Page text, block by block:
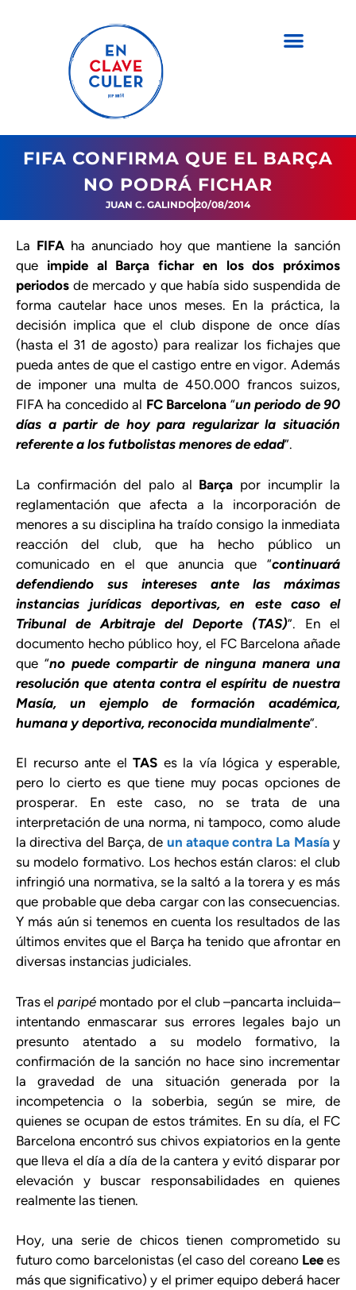
FIFA CONFIRMA QUE EL BARÇA
NO PODRÁ FICHAR
JUAN C. GALINDO20/08/2014
La FIFAha anunciado hoy que mantiene la sanción
que impide al Barça fichar en los dos próximos
periodos de mercado y que había sido suspendida de
forma cautelar hace unos meses. En la práctica, la
decisión implica que el club dispone de once días
(hasta el 31 de agosto) para realizar los fichajes que
pueda antes de que el castigo entre en vigor. Además
de imponer una multa de 450.000 francos suizos,
FIFA ha concedido al FC Barcelona “un periodo de 90
días a partir de hoy para regularizar la situación
referente a los futbolistas menores de edad”.
La confirmación del palo al Barça por incumplir la
reglamentación que afecta a la incorporación de
menores a su disciplina ha traído consigo la inmediata
reacción del club, que ha hecho público un
comunicado en el que anuncia que “continuará
defendiendo sus intereses ante las máximas
instancias jurídicas deportivas, en este caso el
Tribunal de Arbitraje del Deporte (TAS)”. En el
documento hecho público hoy, el FC Barcelona añade
que “no puede compartir de ninguna manera una
resolución que atenta contra el espíritu de nuestra
Masía, un ejemplo de formación académica,
humana y deportiva, reconocida mundialmente”.
El recurso ante el TAS es la vía lógica y esperable,
pero lo cierto es que tiene muy pocas opciones de
prosperar. En este caso, no se trata de una
interpretación de una norma, ni tampoco, como alude
la directiva del Barça, de un ataque contra La Masíay
su modelo formativo. Los hechos están claros: el club
infringió una normativa, se la saltó a la torera y es más
que probable que deba cargar con las consecuencias.
Y más aún si tenemos en cuenta los resultados de las
últimos envites que el Barça ha tenido que afrontar en
diversas instancias judiciales.
Tras elparipé montado por el club –pancarta incluida–
intentando enmascarar sus errores legales bajo un
presunto atentado a su modelo formativo, la
confirmación de la sanción no hace sino incrementar
la gravedad de una situación generada por la
incompetencia o la soberbia, según se mire, de
quienes se ocupan de estos trámites. En su día, el FC
Barcelona encontró sus chivos expiatorios en la gente
que lleva el día a día de la cantera y evitó disparar por
elevación y buscar responsabilidades en quienes
realmente las tienen.
Hoy, una serie de chicos tienen comprometido su
futuro como barcelonistas (el caso del coreano Leees
más que significativo) y el primer equipo deberá hacer